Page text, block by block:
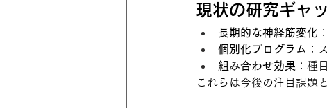
現状の研究ギャ
長期的な神経筋変化
個別化プログラム ：
組み合わせ効果 ：種
これらは今後の注目課題